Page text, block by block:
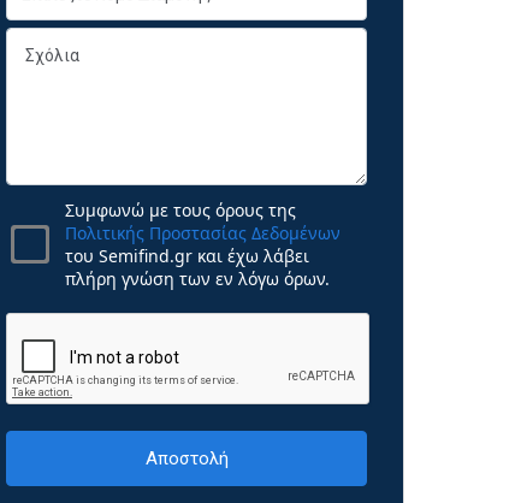
Συμφωνώ με τους όρους της
Πολιτικής Προστασίας Δεδομένων
του Semifind.gr και έχω λάβει
πλήρη γνώση των εν λόγω όρων.